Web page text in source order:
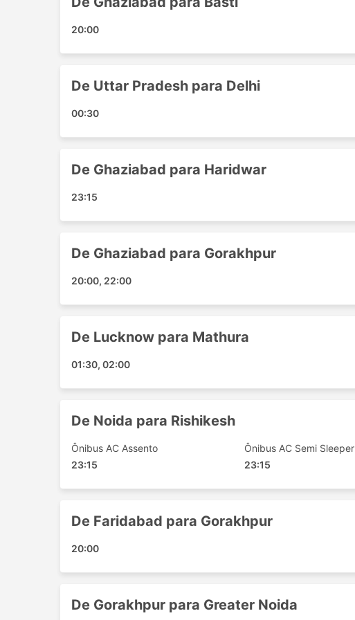
Gorakhpur - Noida
Greater Noida - Basti
Faizabad - Noida
Ghaziabad - Lucknow
Gorakhpur - Delhi
Lucknow - Delhi
Ghaziabad - Uttar Pradesh
Faizabad - Delhi
Delhi - Dehradun
Ghaziabad - Haridwar
Lucknow - Ghaziabad
Greater Noida - Lucknow
Gorakhpur - Ghaziabad
Delhi - Uttar Pradesh
Delhi - Basti
Noida - Gorakhpur
Faridabad - Lucknow
20:00
De Uttar Pradesh para Delhi
00:30
De Ghaziabad para Haridwar
23:15
De Ghaziabad para Gorakhpur
20:00, 22:00
De Lucknow para Mathura
01:30, 02:00
De Noida para Rishikesh
Ônibus AC Assento
23:15
Ônibus AC Semi Sleeper
23:15
De Faridabad para Gorakhpur
20:00
De Gorakhpur para Greater Noida